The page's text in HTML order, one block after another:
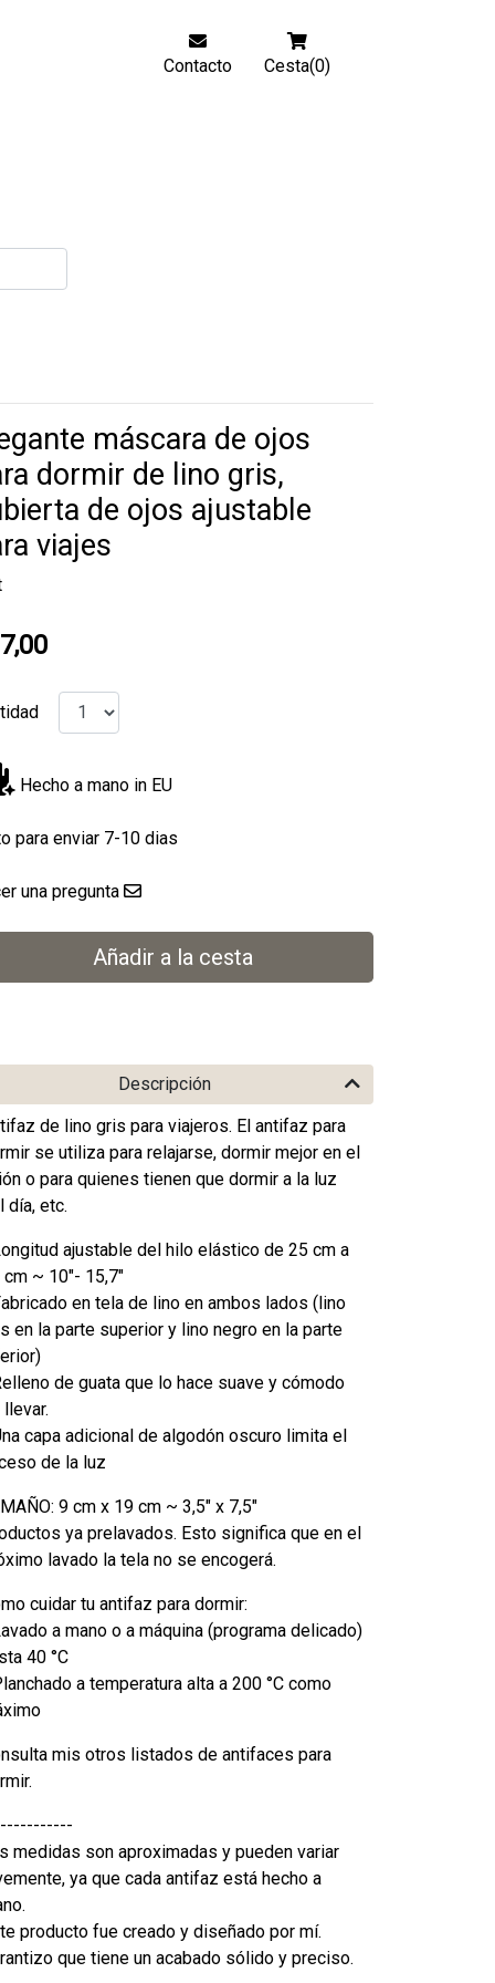
Contacto Cesta(0)
máscara de ojos
dormir de lino gris,
de ojos ajustable
viajes
Hecho a mano in EU
para enviar 7-10 dias
una pregunta
Descripción
de lino gris para viajeros. El antifaz para
se utiliza para relajarse, dormir mejor en el
o para quienes tienen que dormir a la luz
día, etc.
ajustable del hilo elástico de 25 cm a
cm ~ 10"- 15,7"
en tela de lino en ambos lados (lino
en la parte superior y lino negro en la parte
de guata que lo hace suave y cómodo
capa adicional de algodón oscuro limita el
de la luz
9 cm x 19 cm ~ 3,5" x 7,5"
ya prelavados. Esto significa que en el
lavado la tela no se encogerá.
cuidar tu antifaz para dormir:
a mano o a máquina (programa delicado)
40 °C
a temperatura alta a 200 °C como
mis otros listados de antifaces para
medidas son aproximadas y pueden variar
ya que cada antifaz está hecho a
producto fue creado y diseñado por mí.
que tiene un acabado sólido y preciso.